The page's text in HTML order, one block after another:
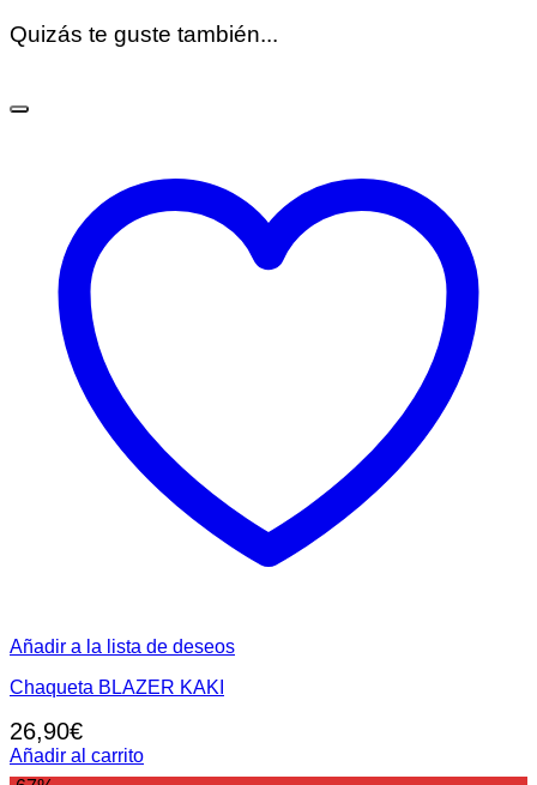
Quizás te guste también...
Añadir a la lista de deseos
Chaqueta BLAZER KAKI
26,90€
Añadir al carrito